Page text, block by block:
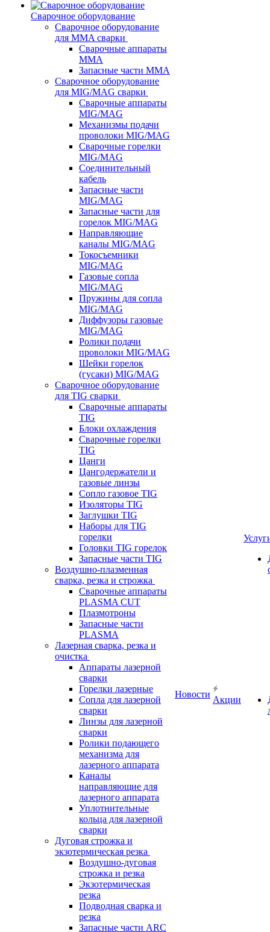
Сварочное оборудование
Сварочное оборудование
для MMA сварки
Сварочные аппараты
MMA
Запасные части MMA
Сварочное оборудование
для MIG/MAG сварки
Сварочные аппараты
MIG/MAG
Механизмы подачи
проволоки MIG/MAG
Сварочные горелки
MIG/MAG
Соединительный
кабель
Запасные части
MIG/MAG
Запасные части для
горелок MIG/MAG
Направляющие
каналы MIG/MAG
Токосъемники
MIG/MAG
Газовые сопла
MIG/MAG
Пружины для сопла
MIG/MAG
Диффузоры газовые
MIG/MAG
Ролики подачи
проволоки MIG/MAG
Шейки горелок
(гусаки) MIG/MAG
Сварочное оборудование
для TIG сварки
Сварочные аппараты
TIG
Блоки охлаждения
Сварочные горелки
TIG
Цанги
Цангодержатели и
газовые линзы
Сопло газовое TIG
Изоляторы TIG
Заглушки TIG
Наборы для TIG
горелки
Головки TIG горелок
Запасные части TIG
Воздушно-плазменная
сварка, резка и строжка
Сварочные аппараты
PLASMA CUT
Плазмотроны
Запасные части
PLASMA
Лазерная сварка, резка и
очистка
Аппараты лазерной
сварки
Горелки лазерные
Сопла для лазерной
сварки
Линзы для лазерной
сварки
Ролики подающего
механизма для
лазерного аппарата
Каналы
направляющие для
лазерного аппарата
Уплотнительные
кольца для лазерной
сварки
Дуговая строжка и
экзотермическая резка
Воздушно-дуговая
строжка и резка
Экзотермическая
резка
Подводная сварка и
резка
Запасные части ARC
Новости
Акции